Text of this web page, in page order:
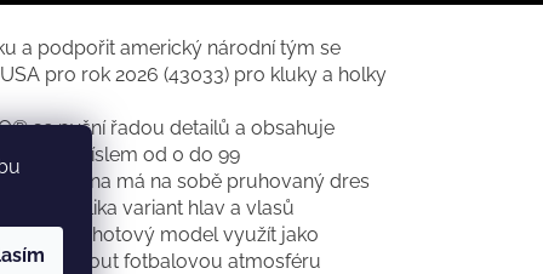
a podpořit americký národní tým se
pro rok 2026 (43033) pro kluky a holky
se pyšní řadou detailů a obsahuje
číslem od 0 do 99
jedna má na sobě pruhovaný dres
z několika variant hlav a vlasů
fanoušci hotový model využít jako
zavládnout fotbalovou atmosféru